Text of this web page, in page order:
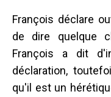
François déclare
de dire quelque
François a dit
déclaration,
qu'il est un